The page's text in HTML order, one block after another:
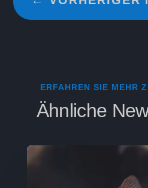
ERFAHREN SIE MEHR
Ähnliche